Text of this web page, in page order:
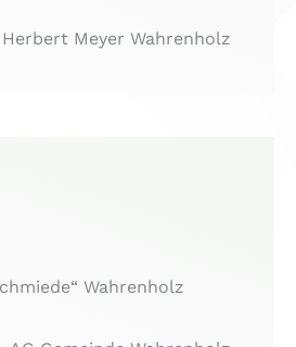
Herbert Meyer Wahrenholz
Wahrenholz